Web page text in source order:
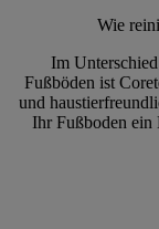
Wie
Im
Fußböden ist
und
Ihr Fußboden ein